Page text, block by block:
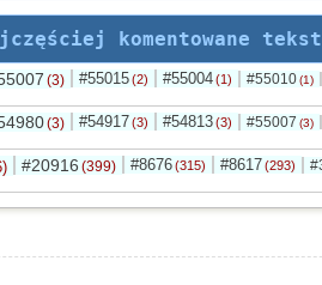
komentowane
(3) #55015 (2) #55004 (1) #55010 (1)
(3) #54917 (3) #54813 (3) #55007 (3)
#20916 (399) #8676 (315) #8617 (293)